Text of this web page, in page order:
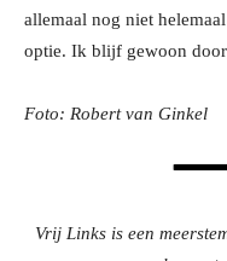
allemaal nog niet
optie. Ik blijf gewoon
Foto: Robert van Ginkel
Vrij Links is een